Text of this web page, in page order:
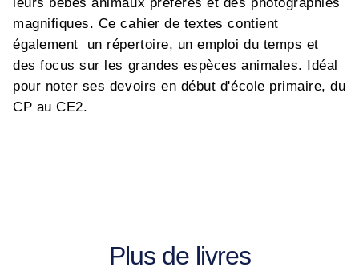
magnifiques. Ce cahier de textes contient
également un répertoire, un emploi du temps et
des focus sur les grandes espèces animales. Idéal
pour noter ses devoirs en début d'école primaire, du
CP au CE2.
Plus de livres